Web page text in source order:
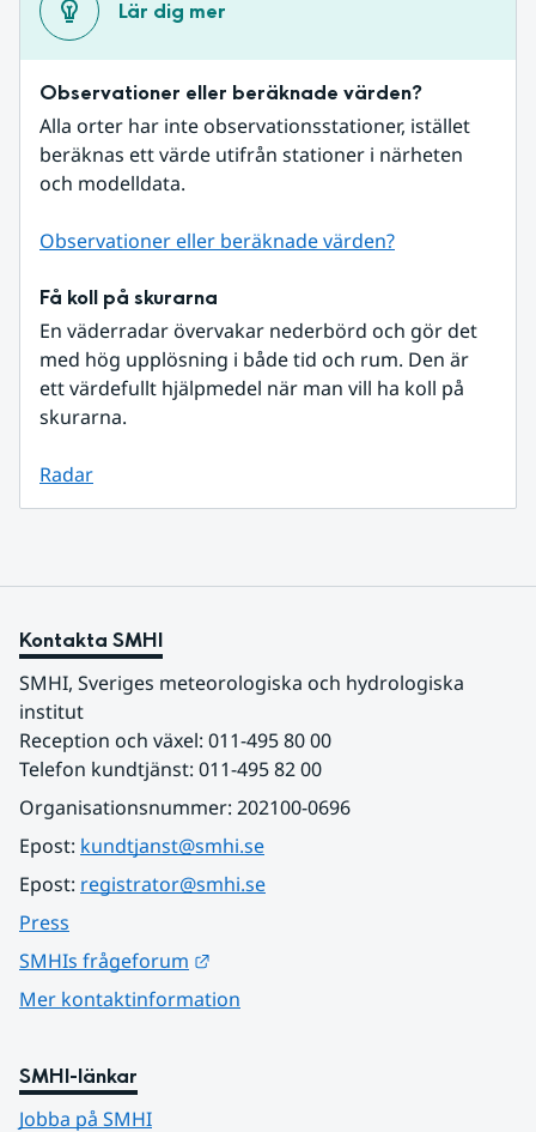
Lär dig mer
Observationer eller beräknade värden?
Alla orter har inte observationsstationer, istället
beräknas ett värde utifrån stationer i närheten
och modelldata.
Observationer eller beräknade värden?
Få koll på skurarna
En väderradar övervakar nederbörd och gör det
med hög upplösning i både tid och rum. Den är
ett värdefullt hjälpmedel när man vill ha koll på
skurarna.
Radar
Kontakta SMHI
SMHI, Sveriges meteorologiska och hydrologiska
institut
Reception och växel: 011-495 80 00
Telefon kundtjänst: 011-495 82 00
Organisationsnummer: 202100-0696
Epost: kundtjanst@smhi.se
Epost: registrator@smhi.se
Press
SMHIs frågeforum
Mer kontaktinformation
SMHI-länkar
Jobba på SMHI